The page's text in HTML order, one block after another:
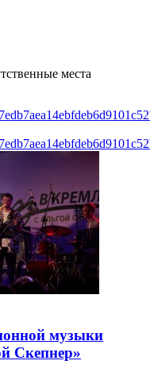
места
музыки
Скепнер»